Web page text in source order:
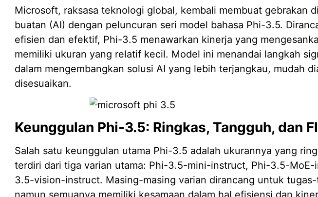
Microsoft, raksasa teknologi global, kembali membuat gebrakan
buatan (AI) dengan peluncuran seri model bahasa Phi-3.5.
efisien dan efektif, Phi-3.5 menawarkan kinerja yang
memiliki ukuran yang relatif kecil. Model ini menandai langkah
dalam mengembangkan solusi AI yang lebih terjangkau, mudah
disesuaikan.
Keunggulan Phi-3.5: Ringkas, Tangguh, dan
Salah satu keunggulan utama Phi-3.5 adalah ukurannya yang
terdiri dari tiga varian utama: Phi-3.5-mini-instruct, Phi-3.5-MoE-
3.5-vision-instruct. Masing-masing varian dirancang untuk
namun semuanya memiliki kesamaan dalam hal efisiensi dan